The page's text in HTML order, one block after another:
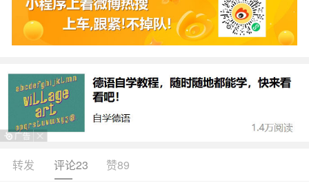
生活中像为什么清明节不是农历七月十五？都
转发 评论23 赞89